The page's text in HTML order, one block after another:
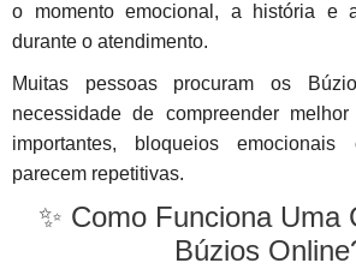
o momento emocional, a história e
durante o atendimento.
Muitas pessoas procuram os
necessidade de compreender
importantes, bloqueios
parecem repetitivas.
✨ Como Funciona Uma
Búzios